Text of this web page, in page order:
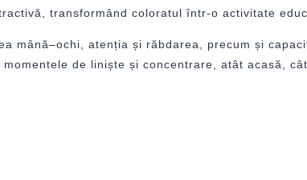
transformând coloratul într-o activitate
mână–ochi, atenția și răbdarea, precum și
de liniște și concentrare, atât acasă,